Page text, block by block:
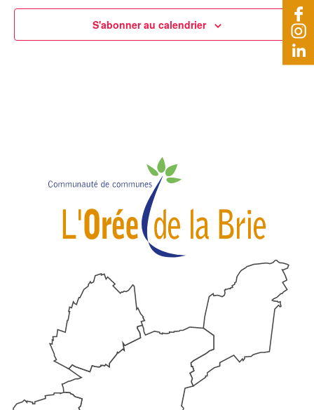
S'abonner au calendrier